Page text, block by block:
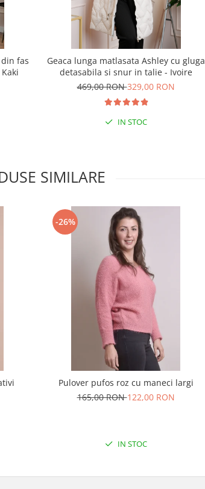
fas
Geaca lunga matlasata Ashley cu gluga
detasabila si snur in talie - Ivoire
469,00 RON329,00 RON
IN STOC
SIMILARE
-26%
Pulover pufos roz cu maneci largi
165,00 RON122,00 RON
IN STOC